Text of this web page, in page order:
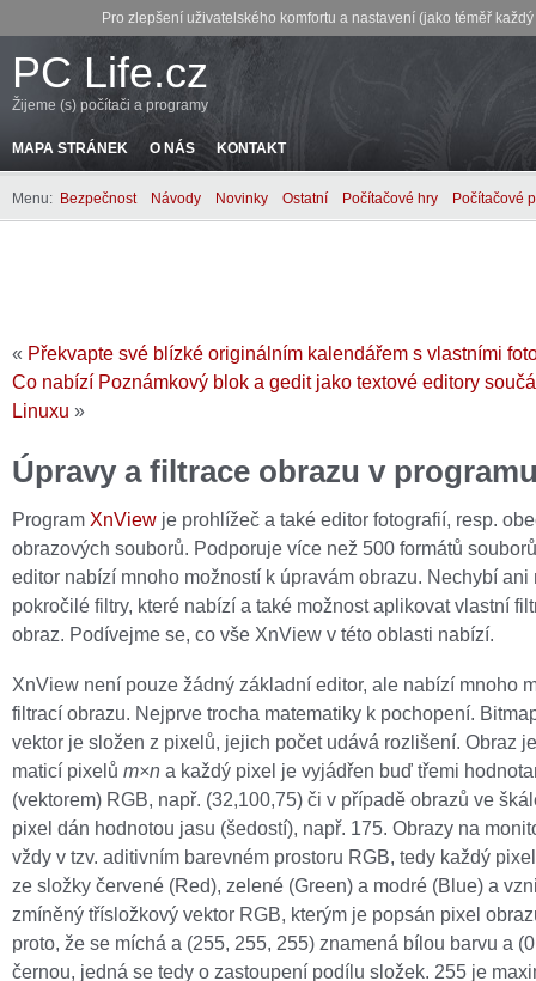
Pro zlepšení uživatelského komfortu a nastavení (jako téměř
PC Life.cz
Žijeme (s) počítači a programy
MAPA STRÁNEK O NÁS KONTAKT
Menu: Bezpečnost Návody Novinky Ostatní Počítačové hry Počítačové
« Překvapte své blízké originálním kalendářem s vlastními
Co nabízí Poznámkový blok a gedit jako textové editory
Linuxu »
Úpravy a filtrace obrazu v
Program XnView je prohlížeč a také editor fotografií, resp.
obrazových souborů. Podporuje více než 500 formátů
editor nabízí mnoho možností k úpravám obrazu. Nechybí ani
pokročilé filtry, které nabízí a také možnost aplikovat vlastní
obraz. Podívejme se, co vše XnView v této oblasti nabízí.
XnView není pouze žádný základní editor, ale nabízí mnoho
filtrací obrazu. Nejprve trocha matematiky k pochopení.
vektor je složen z pixelů, jejich počet udává rozlišení. Obraz
maticí pixelů m×n a každý pixel je vyjádřen buď třemi
(vektorem) RGB, např. (32,100,75) či v případě obrazů ve
pixel dán hodnotou jasu (šedostí), např. 175. Obrazy na
vždy v tzv. aditivním barevném prostoru RGB, tedy každý
ze složky červené (Red), zelené (Green) a modré (Blue) a
zmíněný třísložkový vektor RGB, kterým je popsán pixel
proto, že se míchá a (255, 255, 255) znamená bílou barvu a
černou, jedná se tedy o zastoupení podílu složek. 255 je